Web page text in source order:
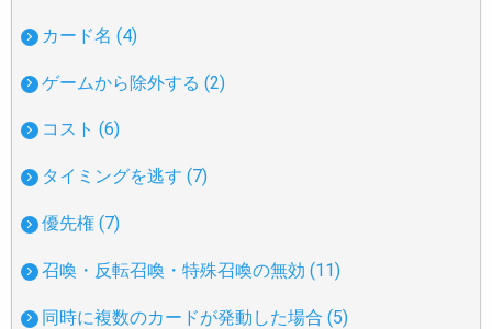
カード名 (4)
ゲームから除外する (2)
コスト (6)
タイミングを逃す (7)
優先権 (7)
召喚・反転召喚・特殊召喚の無効 (11)
同時に複数のカードが発動した場合 (5)